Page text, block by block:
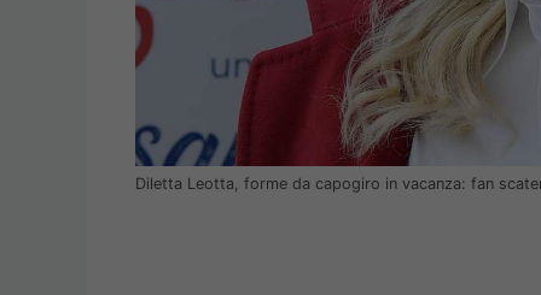
Diletta Leotta, forme da capogiro in vacanza: fan